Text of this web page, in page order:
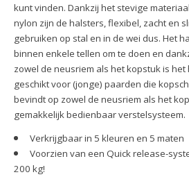
kunt vinden. Dankzij het stevige
nylon zijn de halsters, flexibel, zacht en
gebruiken op stal en in de wei dus. Het
binnen enkele tellen om te doen en
zowel de neusriem als het kopstuk is
geschikt voor (jonge) paarden die
bevindt op zowel de neusriem als het
gemakkelijk bedienbaar verstelsysteem.
Verkrijgbaar in 5 kleuren en 5 maten
Voorzien van een Quick release-
200 kg!